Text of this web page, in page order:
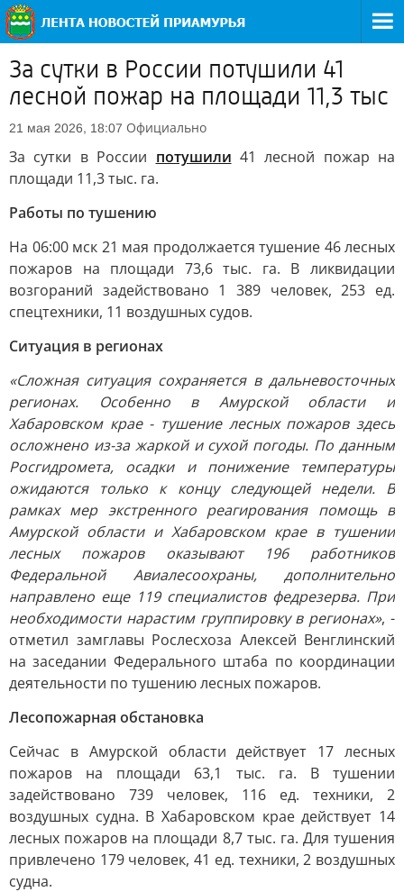
За сутки в России потушили 41
лесной пожар на площади 11,3 тыс
21 мая 2026, 18:07 Официально
За сутки в России потушили 41 лесной пожар на
площади 11,3 тыс. га.
Работы по тушению
На 06:00 мск 21 мая продолжается тушение 46 лесных
пожаров на площади 73,6 тыс. га. В ликвидации
возгораний задействовано 1 389 человек, 253 ед.
спецтехники, 11 воздушных судов.
Ситуация в регионах
«Сложная ситуация сохраняется в дальневосточных
регионах. Особенно в Амурской области и
Хабаровском крае - тушение лесных пожаров здесь
осложнено из-за жаркой и сухой погоды. По данным
Росгидромета, осадки и понижение температуры
ожидаются только к концу следующей недели. В
рамках мер экстренного реагирования помощь в
Амурской области и Хабаровском крае в тушении
лесных пожаров оказывают 196 работников
Федеральной Авиалесоохраны, дополнительно
направлено еще 119 специалистов федрезерва. При
необходимости нарастим группировку в регионах», -
отметил замглавы Рослесхоза Алексей Венглинский
на заседании Федерального штаба по координации
деятельности по тушению лесных пожаров.
Лесопожарная обстановка
Сейчас в Амурской области действует 17 лесных
пожаров на площади 63,1 тыс. га. В тушении
задействовано 739 человек, 116 ед. техники, 2
воздушных судна. В Хабаровском крае действует 14
лесных пожаров на площади 8,7 тыс. га. Для тушения
привлечено 179 человек, 41 ед. техники, 2 воздушных
судна.